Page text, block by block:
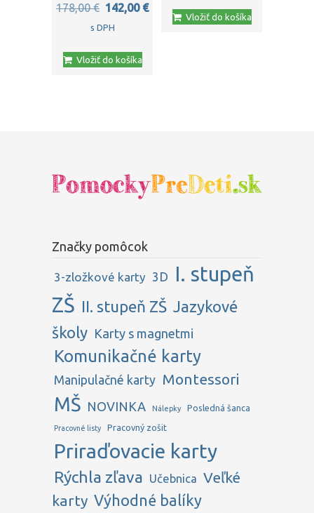
178,00€ Pôvodná
cena
178,00 €.
142,00 € Aktuálna
cena
s DPH
Vložiť do košíka
Vložiť do košíka
Značky pomôcok
3-zložkové karty 3D
I. stupeň
ZŠ II. stupeň ZŠ Jazykové
školy Karty s magnetmi
Komunikačné karty
Manipulačné karty Montessori
MŠ NOVINKA Nálepky Posledná šanca
Pracovné listy Pracovný zošit
Priraďovacie karty
Rýchla zľava Učebnica Veľké
karty Výhodné balíky